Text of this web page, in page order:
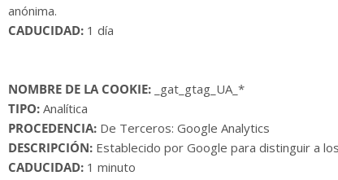
anónima.
CADUCIDAD: 1 día
NOMBRE DE LA COOKIE: _gat_gtag_UA_*
TIPO: Analítica
PROCEDENCIA: De Terceros: Google Analytics
DESCRIPCIÓN: Establecido por Google para distinguir a
CADUCIDAD: 1 minuto